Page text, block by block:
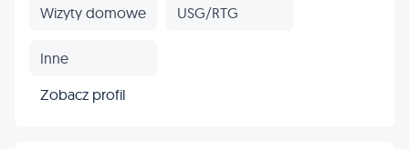
Wizyty domowe USG/RTG
Inne
Zobacz profil